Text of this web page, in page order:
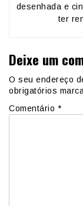
desenhada e
ter
Deixe um
O seu endereço
obrigatórios
Comentário *